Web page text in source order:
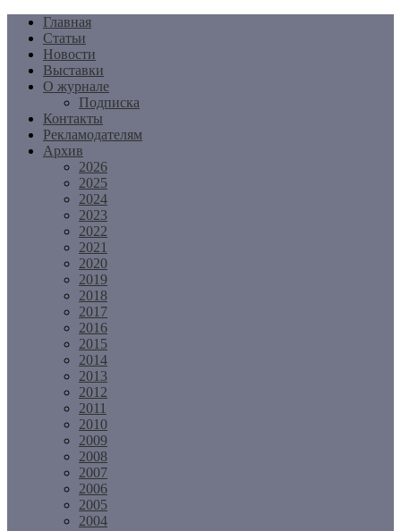
Перейти
содержимому
Главная
Статьи
Новости
Выставки
О журнале
Подписка
Контакты
Рекламодателям
Архив
2026
2025
2024
2023
2022
2021
2020
2019
2018
2017
2016
2015
2014
2013
2012
2011
2010
2009
2008
2007
2006
2005
2004